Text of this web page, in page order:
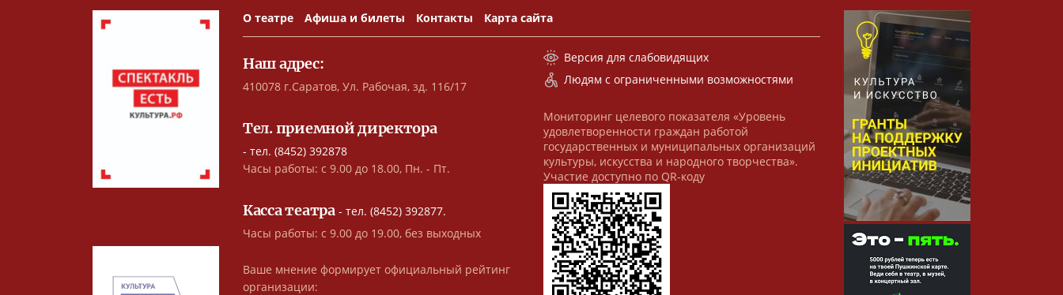
О театре Афиша и билеты Контакты Карта сайта
Наш адрес:
410078 г.Саратов, Ул. Рабочая, зд. 116/17
Тел. приемной директора
- тел. (8452) 392878
Часы работы: с 9.00 до 18.00, Пн. - Пт.
Касса театра- тел. (8452) 392877.
Часы работы: с 9.00 до 19.00, без выходных
Ваше мнение формирует официальный рейтинг
организации:
Версия для слабовидящих
Людям с ограниченными возможностями
Мониторинг целевого показателя «Уровень
удовлетворенности граждан работой
государственных и муниципальных организаций
культуры, искусства и народного творчества».
Участие доступно по QR-коду